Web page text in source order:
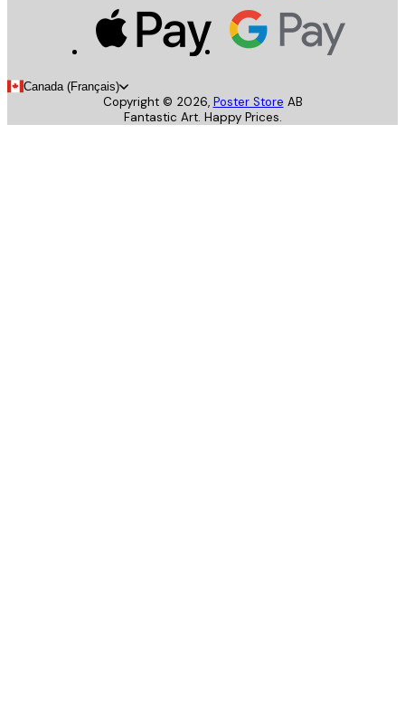
Canada (Français)
Copyright © 2026, Poster Store AB
Fantastic Art. Happy Prices.